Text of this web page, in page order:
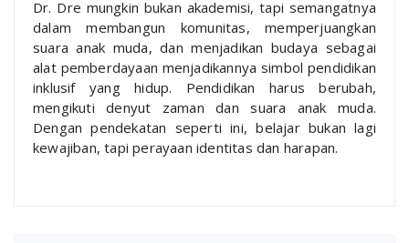
Dr. Dre mungkin bukan akademisi, tapi semangatnya
dalam membangun komunitas, memperjuangkan
suara anak muda, dan menjadikan budaya sebagai
alat pemberdayaan menjadikannya simbol pendidikan
inklusif yang hidup. Pendidikan harus berubah,
mengikuti denyut zaman dan suara anak muda.
Dengan pendekatan seperti ini, belajar bukan lagi
kewajiban, tapi perayaan identitas dan harapan.